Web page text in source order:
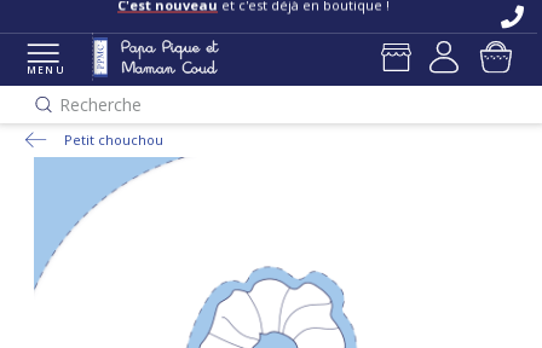
C'est nouveau et c'est déjà en boutique !
MENU
Recherche
Petit chouchou